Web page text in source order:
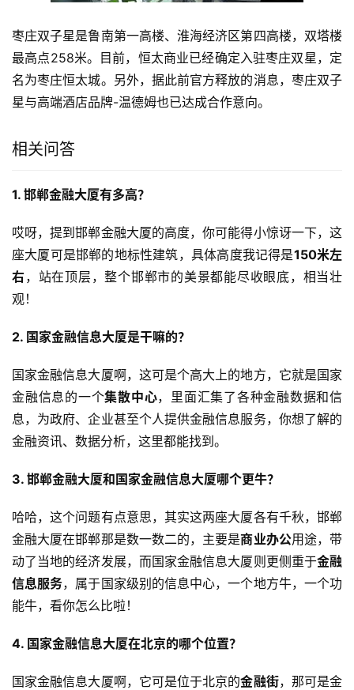
枣庄双子星是鲁南第一高楼、淮海经济区第四高楼，双塔楼
最高点258米。目前，恒太商业已经确定入驻枣庄双星，定
名为枣庄恒太城。另外，据此前官方释放的消息，枣庄双子
星与高端酒店品牌-温德姆也已达成合作意向。
相关问答
1. 邯郸金融大厦有多高？
哎呀，提到邯郸金融大厦的高度，你可能得小惊讶一下，这
座大厦可是邯郸的地标性建筑，具体高度我记得是150米左
右，站在顶层，整个邯郸市的美景都能尽收眼底，相当壮
观！
2. 国家金融信息大厦是干嘛的？
国家金融信息大厦啊，这可是个高大上的地方，它就是国家
金融信息的一个集散中心，里面汇集了各种金融数据和信
息，为政府、企业甚至个人提供金融信息服务，你想了解的
金融资讯、数据分析，这里都能找到。
3. 邯郸金融大厦和国家金融信息大厦哪个更牛？
哈哈，这个问题有点意思，其实这两座大厦各有千秋，邯郸
金融大厦在邯郸那是数一数二的，主要是商业办公用途，带
动了当地的经济发展，而国家金融信息大厦则更侧重于金融
信息服务，属于国家级别的信息中心，一个地方牛，一个功
能牛，看你怎么比啦！
4. 国家金融信息大厦在北京的哪个位置？
国家金融信息大厦啊，它可是位于北京的金融街，那可是金